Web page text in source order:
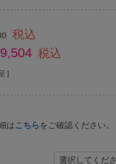
税込
9,504 税込
]
はこちらをご確認ください。